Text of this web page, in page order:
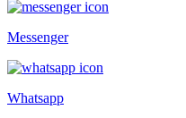
Messenger
Whatsapp